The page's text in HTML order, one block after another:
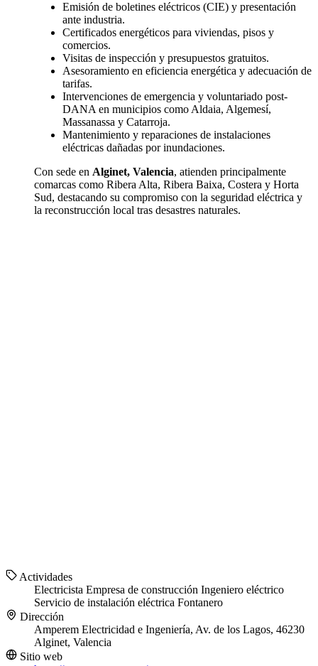
Emisión de boletines eléctricos (CIE) y presentación
ante industria.
Certificados energéticos para viviendas, pisos y
comercios.
Visitas de inspección y presupuestos gratuitos.
Asesoramiento en eficiencia energética y adecuación de
tarifas.
Intervenciones de emergencia y voluntariado post-
DANA en municipios como Aldaia, Algemesí,
Massanassa y Catarroja.
Mantenimiento y reparaciones de instalaciones
eléctricas dañadas por inundaciones.
Con sede en Alginet, Valencia, atienden principalmente
comarcas como Ribera Alta, Ribera Baixa, Costera y Horta
Sud, destacando su compromiso con la seguridad eléctrica y
la reconstrucción local tras desastres naturales.
Actividades
Electricista Empresa de construcción Ingeniero eléctrico
Servicio de instalación eléctrica Fontanero
Dirección
Amperem Electricidad e Ingeniería, Av. de los Lagos, 46230
Alginet, Valencia
Sitio web